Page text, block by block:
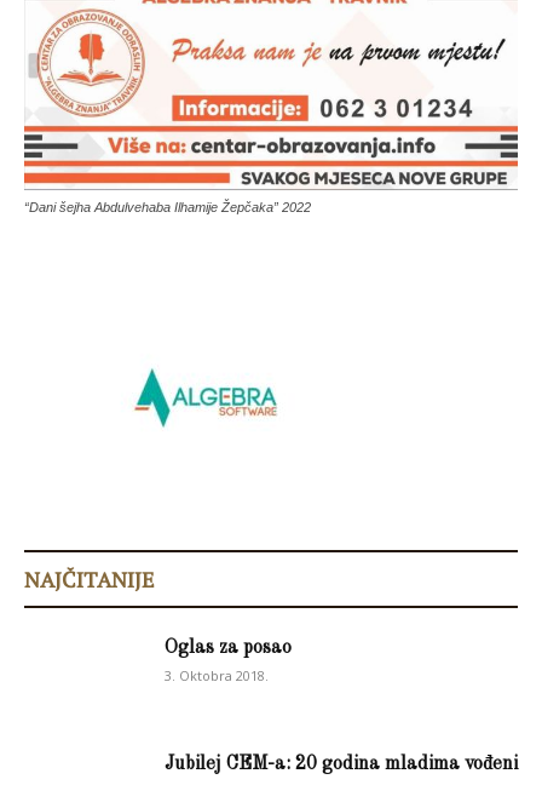
“Dani šejha Abdulvehaba Ilhamije Žepčaka” 2022
NAJČITANIJE
Oglas za posao
3. Oktobra 2018.
Jubilej CEM-a: 20 godina mladima vođeni